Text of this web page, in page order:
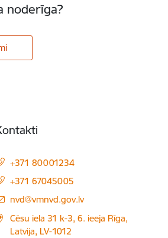
noderīga?
+371 80001234
+371 67045005
E-pasts:
nvd@vmnvd.gov.lv
Cēsu iela 31 k-3, 6. ieeja Rīga,
Latvija, LV-1012